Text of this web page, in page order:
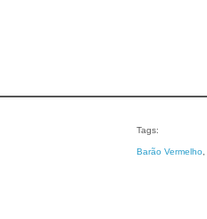
Tags:
Barão Vermelho